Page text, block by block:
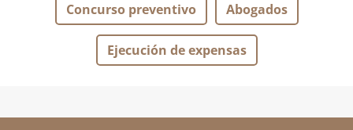
Concurso preventivo Abogados
Ejecución de expensas